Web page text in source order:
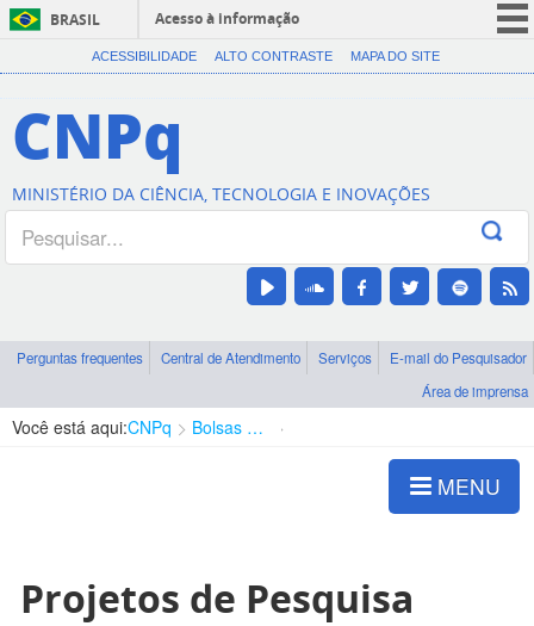
BRASIL
Acesso à informação
CORONAVÍRUS (COVID-19)
Canais
ACESSIBILIDADE ALTO CONTRASTE MAPA DO SITE
CNPq
MINISTÉRIO DA CIÊNCIA, TECNOLOGIA E INOVAÇÕES
Perguntas frequentes Central de Atendimento Serviços
E-mail do Pesquisador
Área de imprensa
Você está aqui:CNPq Bolsas e Auxílios Vigentes
MENU
Projetos de Pesquisa